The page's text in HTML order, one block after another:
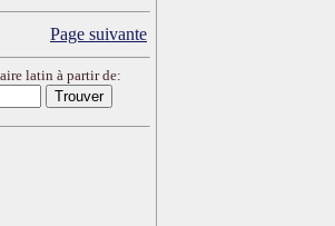
Page suivante
latin à partir de: